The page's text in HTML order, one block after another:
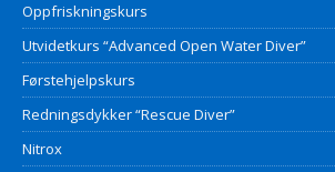
Oppfriskningskurs
Utvidetkurs “Advanced Open Water Diver”
Førstehjelpskurs
Redningsdykker “Rescue Diver”
Nitrox